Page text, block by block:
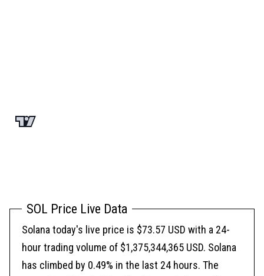
SOL Price Live Data
Solana today's live price is $73.57 USD with a 24-
hour trading volume of $1,375,344,365 USD. Solana
has climbed by 0.49% in the last 24 hours. The